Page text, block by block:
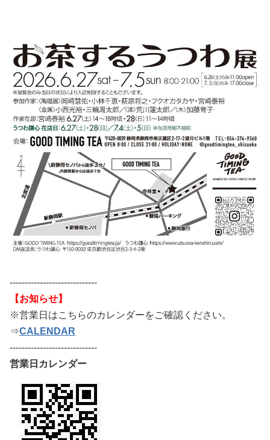
-----------------------------
【お知らせ】
※営業日はこちらのカレンダーをご確認ください。
⇒CALENDAR
-----------------------------
営業日カレンダー